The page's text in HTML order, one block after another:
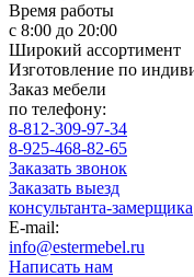
Время работы
с 8:00 до 20:00
Широкий ассортимент
Изготовление по
Заказ мебели
по телефону:
8-812-309-97-34
8-925-468-82-65
Заказать звонок
Заказать выезд
консультанта-замерщика
E-mail:
info@estermebel.ru
Написать нам